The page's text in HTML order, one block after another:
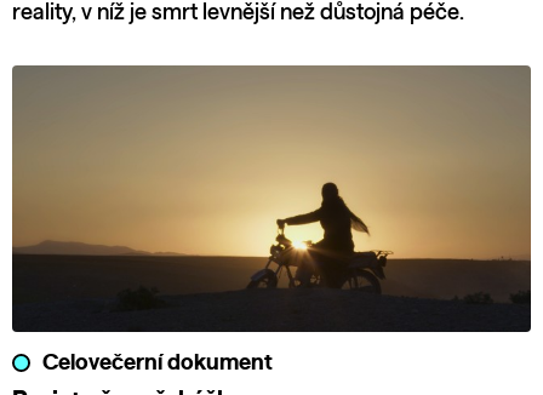
reality, v níž je smrt levnější než důstojná péče.
Celovečerní dokument